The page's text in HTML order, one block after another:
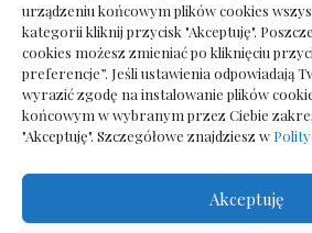
urządzeniu końcowym plików cookies
kategorii kliknij przycisk "Akceptuję".
cookies możesz zmieniać po kliknięciu
preferencje”. Jeśli ustawienia odpowiadają
wyrazić zgodę na instalowanie plików
końcowym w wybranym przez Ciebie
"Akceptuję". Szczegółowe znajdziesz w
Akceptuję